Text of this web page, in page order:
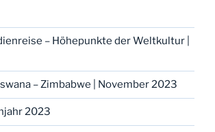
– Höhepunkte der Weltkultur |
– Zimbabwe | November 2023
2023